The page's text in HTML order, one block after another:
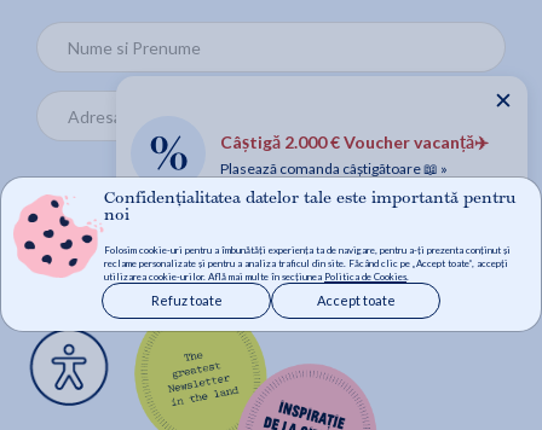
Confidențialitatea datelor tale este importantă pentru
noi
Folosim cookie-uri pentru a îmbunătăți experiența ta de navigare, pentru a-ți prezenta conținut și
reclame personalizate și pentru a analiza traficul din site. Făcând clic pe „Accept toate”, accepți
utilizarea cookie-urilor. Află mai multe în secțiunea Politica de Cookies.
Accept toate
Refuz toate
Câștigă 2.000 € Voucher vacanță✈️
Plasează comanda câștigătoare 📖 »
✕
Mă abonez